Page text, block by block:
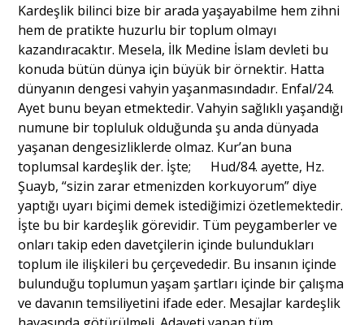
Kardeşlik bilinci bize bir arada yaşayabilme hem zihni
hem de pratikte huzurlu bir toplum olmayı
kazandıracaktır. Mesela, İlk Medine İslam devleti bu
konuda bütün dünya için büyük bir örnektir. Hatta
dünyanın dengesi vahyin yaşanmasındadır. Enfal/24.
Ayet bunu beyan etmektedir. Vahyin sağlıklı yaşandığı
numune bir topluluk olduğunda şu anda dünyada
yaşanan dengesizliklerde olmaz. Kur’an buna
toplumsal kardeşlik der. İşte; Hud/84. ayette, Hz.
Şuayb, “sizin zarar etmenizden korkuyorum” diye
yaptığı uyarı biçimi demek istediğimizi özetlemektedir.
İşte bu bir kardeşlik görevidir. Tüm peygamberler ve
onları takip eden davetçilerin içinde bulundukları
toplum ile ilişkileri bu çerçevededir. Bu insanın içinde
bulunduğu toplumun yaşam şartları içinde bir çalışma
ve davanın temsiliyetini ifade eder. Mesajlar kardeşlik